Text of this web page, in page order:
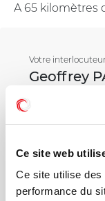
Ce site web
Ce site utilise
performance du
A 65 kilomètres
Votre
Geoffrey